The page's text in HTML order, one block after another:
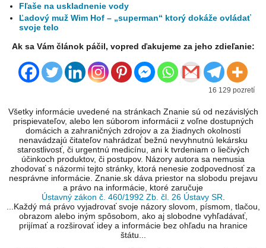
Fľaše na uskladnenie vody
Ľadový muž Wim Hof – „superman“ ktorý dokáže ovládať
svoje telo
Ak sa Vám článok páčil, vopred ďakujeme za jeho zdieľanie:
16 129 pozretí
Všetky informácie uvedené na stránkach Znanie sú od nezávislých
prispievateľov, alebo len súborom informácii z voľne dostupných
domácich a zahraničných zdrojov a za žiadnych okolností
nenavádzajú čitateľov nahrádzať bežnú nevyhnutnú lekársku
starostlivosť, či urgentnú medicínu, ani k tvrdeniam o liečivých
účinkoch produktov, či postupov. Názory autora sa nemusia
zhodovať s názormi tejto stránky, ktorá nenesie zodpovednosť za
nesprávne informácie. Znanie.sk dáva priestor na slobodu prejavu
a právo na informácie, ktoré zaručuje
Ústavný zákon č. 460/1992 Zb. čl. 26 Ústavy SR
...Každý má právo vyjadrovať svoje názory slovom, písmom, tlačou,
obrazom alebo iným spôsobom, ako aj slobodne vyhľadávať,
prijímať a rozširovať idey a informácie bez ohľadu na hranice
štátu...